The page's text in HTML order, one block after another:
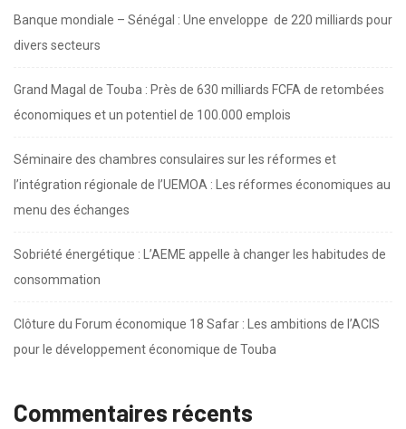
Banque mondiale – Sénégal : Une enveloppe de 220 milliards pour
divers secteurs
Grand Magal de Touba : Près de 630 milliards FCFA de retombées
économiques et un potentiel de 100.000 emplois
Séminaire des chambres consulaires sur les réformes et
l’intégration régionale de l’UEMOA : Les réformes économiques au
menu des échanges
Sobriété énergétique : L’AEME appelle à changer les habitudes de
consommation
Clôture du Forum économique 18 Safar : Les ambitions de l’ACIS
pour le développement économique de Touba
Commentaires récents